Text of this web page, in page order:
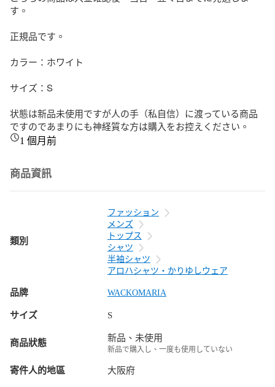
す。
正規品です。
カラー：ホワイト
サイズ：S
状態は新品未使用ですが人の手（私自信）に渡っている商品
ですのであまりにも神経質な方は購入をお控えください。
1 個月前
商品資訊
類別
ファッション
メンズ
トップス
シャツ
半袖シャツ
アロハシャツ・かりゆしウェア
品牌 WACKOMARIA
サイズ S
商品狀態 新品、未使用
新品で購入し、一度も使用していない
寄件人的地區 大阪府